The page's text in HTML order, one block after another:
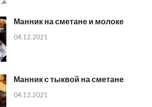
Манник на сметане и молоке
04.12.2021
Манник с тыквой на сметане
04.12.2021